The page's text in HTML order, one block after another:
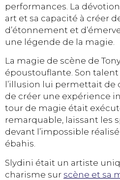
performances. La
art et sa capacité à créer
d’étonnement et
une légende de la magie.
La magie de scène de
époustouflante. Son
l’illusion lui permettait
de créer une expérience
tour de magie était
remarquable, laissant les
devant l’impossible
ébahis.
Slydini était un artiste
charisme sur scène et sa